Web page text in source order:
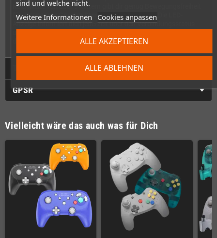
sind und welche nicht.
Weitere Informationen Cookies anpassen
ALLE ABLEHNEN
ALLE AKZEPTIEREN
Reichweite von über 9 Metern gibt dir genug Bewegungsfreiheit
für entspannte Gaming-Sessions auf der Couch. Die LED-
Anzeige informiert dich jederzeit über den Verbindungsstatus
du sofort durchstarten kannst!
GPSR
Vielleicht wäre das auch was für Dich